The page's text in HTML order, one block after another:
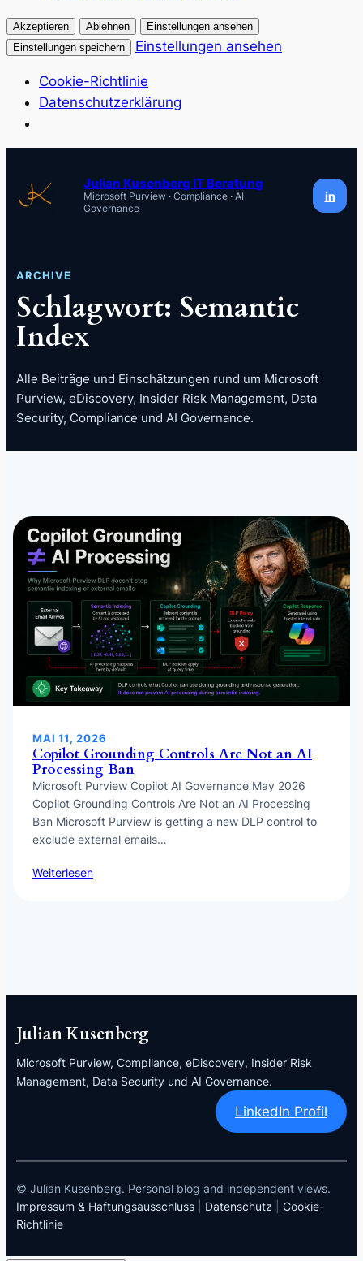
Akzeptieren Ablehnen
Einstellungen ansehen
Einstellungen speichern
Einstellungen ansehen
Cookie-Richtlinie
Datenschutzerklärung
springen
Julian Kusenberg IT Beratung
Microsoft Purview · Compliance · AI
Governance
in
ARCHIVE
Schlagwort: Semantic
Index
Alle Beiträge und Einschätzungen rund um Microsoft
Purview, eDiscovery, Insider Risk Management, Data
Security, Compliance und AI Governance.
MAI 11, 2026
Copilot Grounding Controls Are Not an AI
Processing Ban
Microsoft Purview Copilot AI Governance May 2026
Copilot Grounding Controls Are Not an AI Processing
Ban Microsoft Purview is getting a new DLP control to
exclude external emails…
Weiterlesen
Julian Kusenberg
Microsoft Purview, Compliance, eDiscovery, Insider Risk
Management, Data Security und AI Governance.
LinkedIn Profil
© Julian Kusenberg. Personal blog and independent views.
Impressum & Haftungsausschluss
Datenschutz
Cookie-
Richtlinie